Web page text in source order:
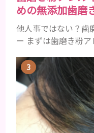
めの無添加歯磨
他人事ではない？歯
ー まずは歯磨き粉
まれるアレルギーを
普段お使いの歯磨き
レルギーを引き起
すね。 •フッ素･･･
たり、虫歯と防ぐ働
粉の風味や爽...